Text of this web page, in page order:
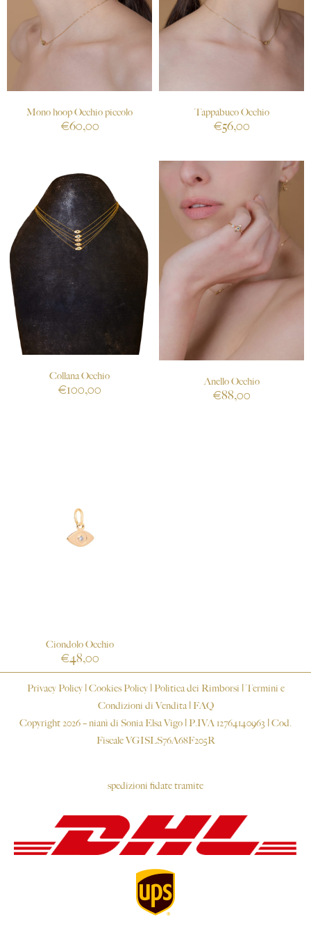
Mono hoop Occhio piccolo
€60,00
Tappabuco Occhio
€56,00
Collana Occhio
€100,00
Anello Occhio
€88,00
Ciondolo Occhio
€48,00
Privacy Policy| Cookies Policy| Politica dei Rimborsi Termini e
Condizioni di Vendita| FAQ
Copyright 2026 – nianì di Sonia Elsa Vigo | P.IVA 12764140963 | Cod.
Fiscale VGISLS76A68F205R
spedizioni fidate tramite